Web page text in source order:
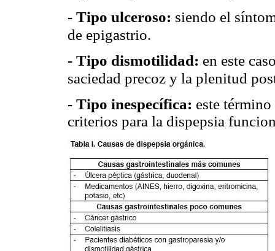
- Tipo ulceroso: siendo el
de epigastrio.
- Tipo dismotilidad: en este
saciedad precoz y la plenitud
- Tipo inespecífica: este
criterios para la dispepsia